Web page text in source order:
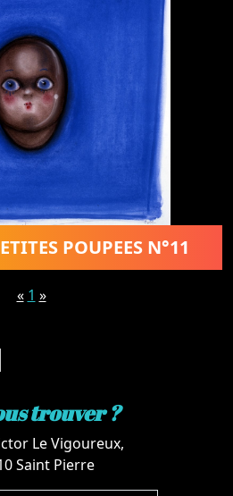
POUPEES N°11
« 1 »
trouver ?
Le Vigoureux,
Saint Pierre